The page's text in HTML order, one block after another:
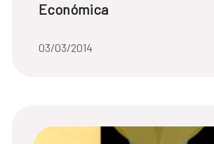
Económica
Date of the news::
03/03/2014